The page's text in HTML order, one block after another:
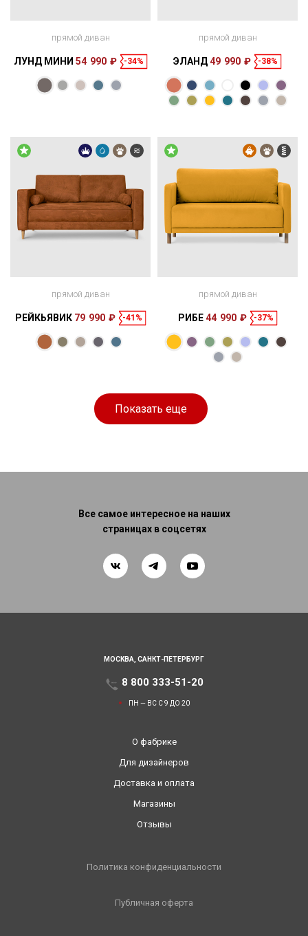
Размеры
прямой диван
ЛУНД МИНИ 54 990 ₽ -34%
Размеры
Спальное
прямой диван
ЭЛАНД49 990 ₽ -38%
Размеры
прямой диван
РЕЙКЬЯВИК 79 990 ₽ -41%
Размеры
Спальное
прямой диван
РИБЕ44 990 ₽ -37%
Показать еще
Все самое интересное на наших
страницах в соцсетях
МОСКВА, САНКТ-ПЕТЕРБУРГ
8 800 333-51-20
ПН — ВС С 9 ДО 20
О фабрике
Для дизайнеров
Доставка и оплата
Магазины
Отзывы
Политика конфиденциальности
Публичная оферта